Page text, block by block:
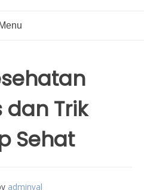
Menu
dan Trik
Sehat
adminval